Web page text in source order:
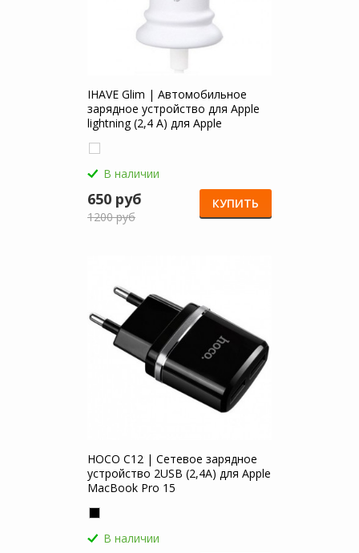
IHAVE Glim | Автомобильное
зарядное устройство для Apple
lightning (2,4 А) для Apple
В наличии
650 руб
1200 руб
КУПИТЬ
HOCO C12 | Сетевое зарядное
устройство 2USB (2,4А) для Apple
MacBook Pro 15
В наличии